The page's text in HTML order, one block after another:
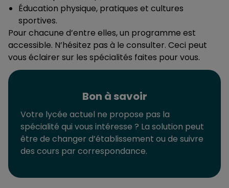
Éducation physique, pratiques et cultures
sportives.
Pour chacune d’entre elles, un programme est
accessible. N’hésitez pas à le consulter. Ceci peut
vous éclairer sur les spécialités faites pour vous.
Bon à savoir
Votre lycée actuel ne propose pas la
spécialité qui vous intéresse ? La solution peut
être de changer d’établissement ou de suivre
des cours par correspondance.